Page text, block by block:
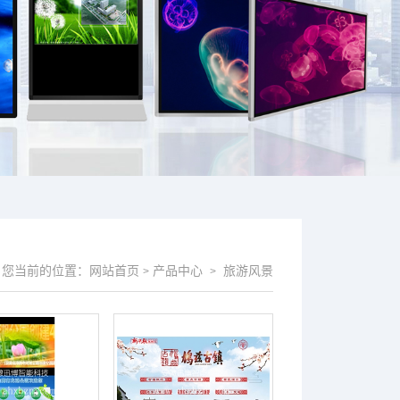
您当前的位置： 网站首页 > 产品中心 > 旅游风景